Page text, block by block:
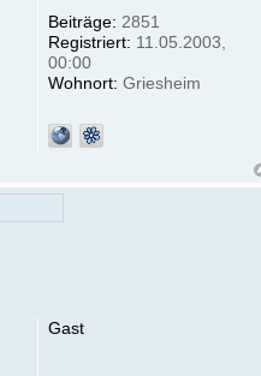
Beiträge: 2851
Registriert: 11.05.2003,
00:00
Wohnort: Griesheim
Gast